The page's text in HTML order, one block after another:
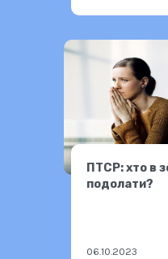
ПТСР: хто в
подолати?
06.10.2023